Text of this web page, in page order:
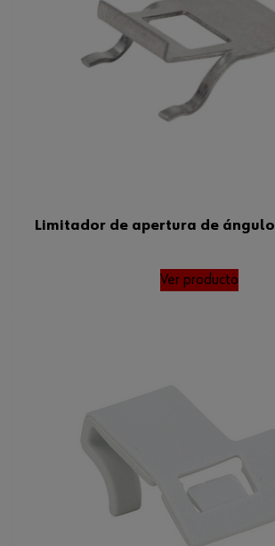
Limitador de apertura de ángulo
Ver producto